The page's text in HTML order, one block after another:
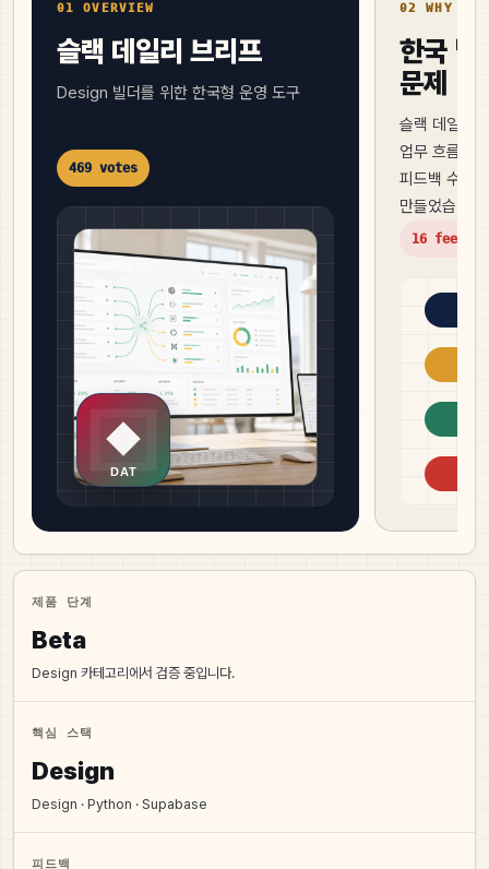
01 OVERVIEW
슬랙 데일리 브리프
Design 빌더를 위한 한국형 운영 도구
469 votes
02 WHY NOW
한국 빌
문제
슬랙 데일리
업무 흐름에
피드백 수집,
만들었습니다.
16
제품 단계
Beta
Design 카테고리에서 검증 중입니다.
핵심 스택
Design
Design · Python · Supabase
피드백